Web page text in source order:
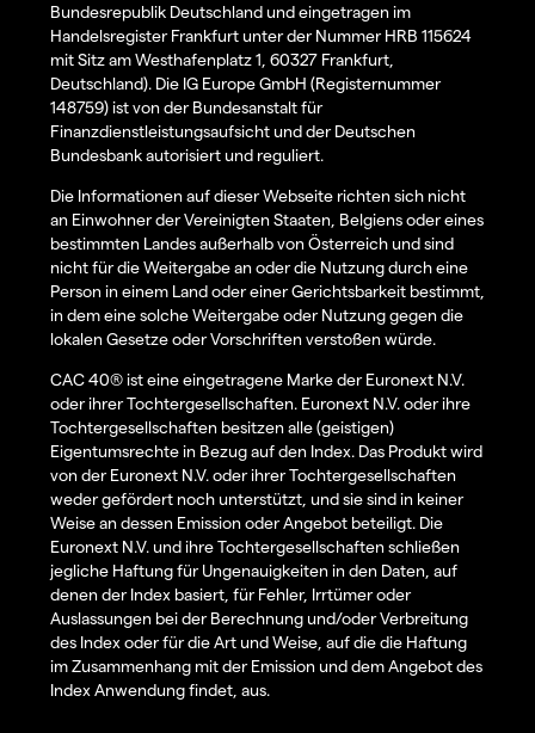
Bundesrepublik Deutschland und eingetragen im
Handelsregister Frankfurt unter der Nummer HRB 115624
mit Sitz am Westhafenplatz 1, 60327 Frankfurt,
Deutschland). Die IG Europe GmbH (Registernummer
148759) ist von der Bundesanstalt für
Finanzdienstleistungsaufsicht und der Deutschen
Bundesbank autorisiert und reguliert.
Die Informationen auf dieser Webseite richten sich nicht
an Einwohner der Vereinigten Staaten, Belgiens oder eines
bestimmten Landes außerhalb von Österreich und sind
nicht für die Weitergabe an oder die Nutzung durch eine
Person in einem Land oder einer Gerichtsbarkeit bestimmt,
in dem eine solche Weitergabe oder Nutzung gegen die
lokalen Gesetze oder Vorschriften verstoßen würde.
CAC 40® ist eine eingetragene Marke der Euronext N.V.
oder ihrer Tochtergesellschaften. Euronext N.V. oder ihre
Tochtergesellschaften besitzen alle (geistigen)
Eigentumsrechte in Bezug auf den Index. Das Produkt wird
von der Euronext N.V. oder ihrer Tochtergesellschaften
weder gefördert noch unterstützt, und sie sind in keiner
Weise an dessen Emission oder Angebot beteiligt. Die
Euronext N.V. und ihre Tochtergesellschaften schließen
jegliche Haftung für Ungenauigkeiten in den Daten, auf
denen der Index basiert, für Fehler, Irrtümer oder
Auslassungen bei der Berechnung und/oder Verbreitung
des Index oder für die Art und Weise, auf die die Haftung
im Zusammenhang mit der Emission und dem Angebot des
Index Anwendung findet, aus.